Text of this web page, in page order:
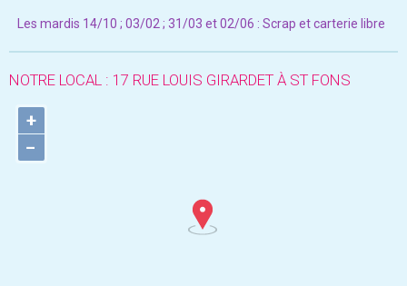
Les mardis 14/10 ; 03/02 ; 31/03 et 02/06 : Scrap et carterie libre
NOTRE LOCAL : 17 RUE LOUIS GIRARDET À ST FONS
+
−